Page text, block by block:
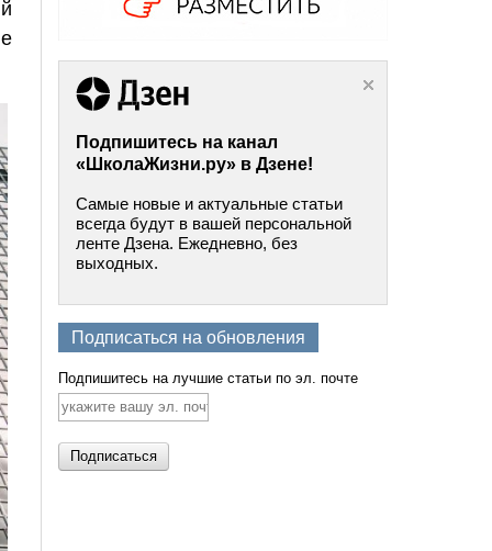
Подпишитесь на канал
«ШколаЖизни.ру» в Дзене!
Самые новые и актуальные статьи
всегда будут в вашей персональной
ленте Дзена. Ежедневно, без
выходных.
Подписаться на обновления
Подпишитесь на лучшие статьи по эл. почте